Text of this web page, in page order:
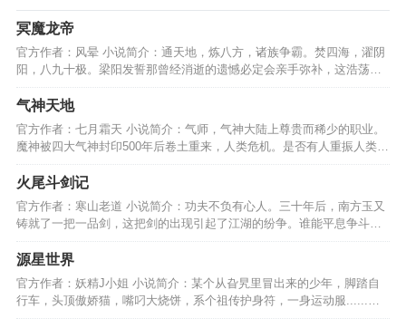
冥魔龙帝
官方作者：风晕 小说简介：通天地，炼八方，诸族争霸。焚四海，濯阴
阳，八九十极。梁阳发誓那曾经消逝的遗憾必定会亲手弥补，这浩荡天
地内负我者虽远必诛！…
气神天地
官方作者：七月霜天 小说简介：气师，气神大陆上尊贵而稀少的职业。
魔神被四大气神封印500年后卷土重来，人类危机。是否有人重振人类
光。这里是－气神天地。…
火尾斗剑记
官方作者：寒山老道 小说简介：功夫不负有心人。三十年后，南方玉又
铸就了一把一品剑，这把剑的出现引起了江湖的纷争。谁能平息争斗是
剑神钟如宇还是......…
源星世界
官方作者：妖精J小姐 小说简介：某个从旮旯里冒出来的少年，脚踏自
行车，头顶傲娇猫，嘴叼大烧饼，系个祖传护身符，一身运动服......我
的征途在星辰大海！…